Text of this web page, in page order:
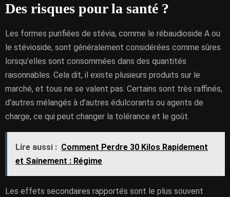
Des risques pour la santé ?
Les formes purifiées de stévia, comme le rébaudioside A ou
le stévioside, sont généralement considérées comme sûres
lorsqu’elles sont consommées dans des quantités
raisonnables. Cela dit, il existe plusieurs produits sur le
marché, et tous ne se valent pas. Certains sont très raffinés,
d’autres mélangés à d’autres édulcorants ou agents de
charge, ce qui peut changer la tolérance et le goût.
Lire aussi : Comment Perdre 30 Kilos Rapidement
et Sainement : Régime
Les effets secondaires rapportés sont le plus souvent